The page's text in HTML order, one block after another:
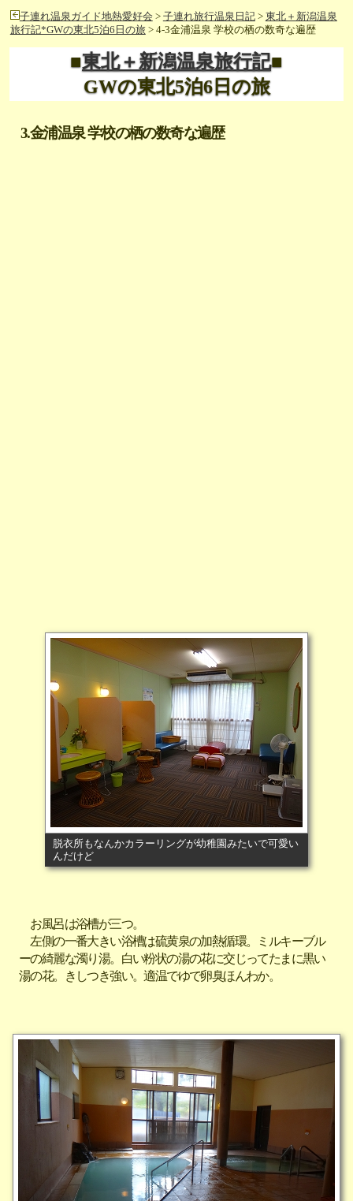
子連れ温泉ガイド地熱愛好会 > 子連れ旅行温泉日記> 東北＋新潟温泉
旅行記*GWの東北5泊6日の旅> 4-3金浦温泉 学校の栖の数奇な遍歴
■東北＋新潟温泉旅行記■
GWの東北5泊6日の旅
3.金浦温泉 学校の栖の数奇な遍歴
脱衣所もなんかカラーリングが幼稚園みたいで可愛い
んだけど
お風呂は浴槽が三つ。
左側の一番大きい浴槽は硫黄泉の加熱循環。ミルキーブル
ーの綺麗な濁り湯。白い粉状の湯の花に交じってたまに黒い
湯の花。きしつき強い。適温でゆで卵臭ほんわか。